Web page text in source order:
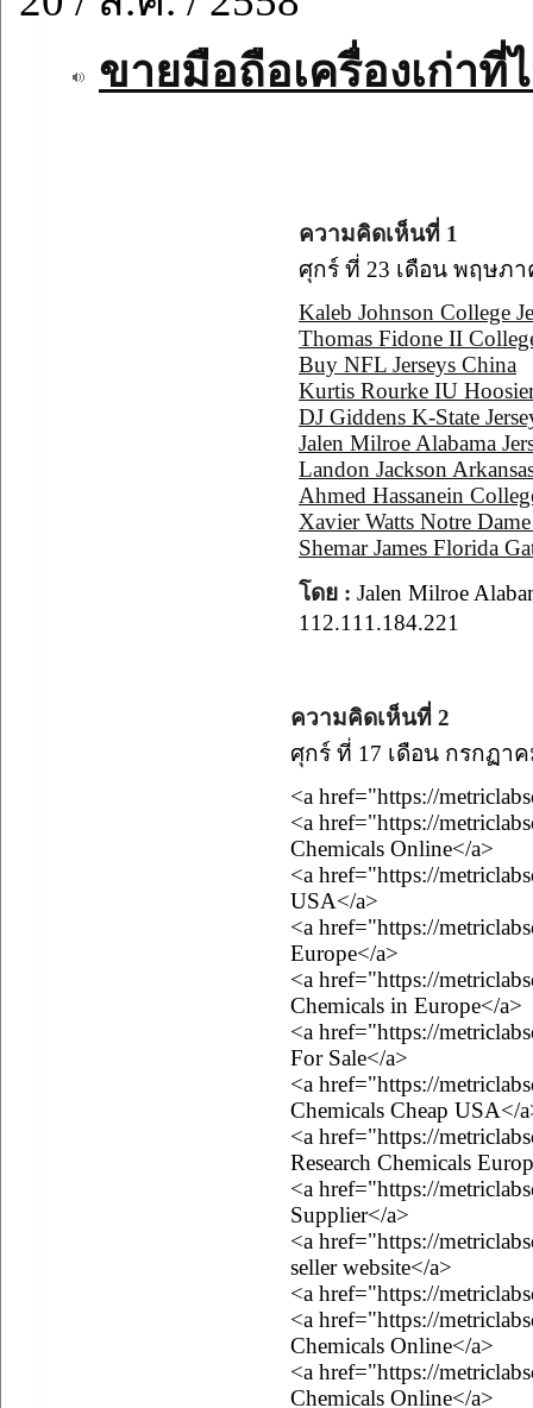
ขายมือถือเครื่องเก่า
ความคิดเห็นที่ 1
ศุกร์ ที่ 23 เดือน พฤษภา
Kaleb Johnson College
Thomas Fidone II
Buy NFL Jerseys China
Kurtis Rourke IU
DJ Giddens K-State
Jalen Milroe Alabama
Landon Jackson
Ahmed Hassanein
Xavier Watts Notre Dame
Shemar James Florida
โดย : Jalen Milroe
112.111.184.221
ความคิดเห็นที่ 2
ศุกร์ ที่ 17 เดือน กรกฏาค
<a href="https://
<a href="https://
Chemicals Online</a>
<a href="https://
USA</a>
<a href="https://
Europe</a>
<a href="https://
Chemicals in Europe</a>
<a href="https://
For Sale</a>
<a href="https://
Chemicals Cheap USA</
<a href="https://
Research Chemicals
<a href="https://
Supplier</a>
<a href="https://
seller website</a>
<a href="https://
<a href="https://
Chemicals Online</a>
<a href="https://
Chemicals Online</a>